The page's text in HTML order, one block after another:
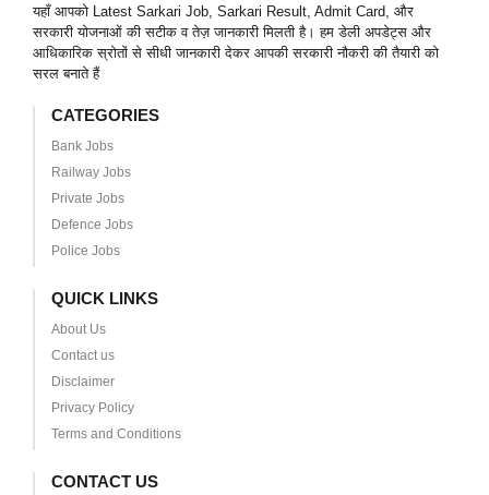
यहाँ आपको Latest Sarkari Job, Sarkari Result, Admit Card, और
सरकारी योजनाओं की सटीक व तेज़ जानकारी मिलती है। हम डेली अपडेट्स और
आधिकारिक स्रोतों से सीधी जानकारी देकर आपकी सरकारी नौकरी की तैयारी को
सरल बनाते हैं
CATEGORIES
Bank Jobs
Railway Jobs
Private Jobs
Defence Jobs
Police Jobs
QUICK LINKS
About Us
Contact us
Disclaimer
Privacy Policy
Terms and Conditions
CONTACT US